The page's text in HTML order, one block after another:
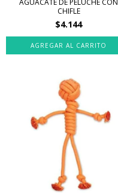
AGUACATE DE PELUCHE CON
CHIFLE
$4.144